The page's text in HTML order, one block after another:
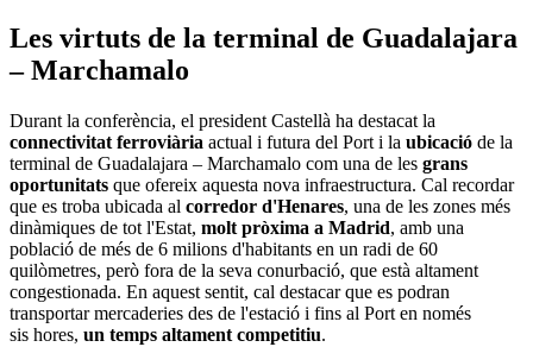
Les virtuts de la terminal de Guadalajara
– Marchamalo
Durant la conferència, el president Castellà ha destacat la
connectivitat ferroviària actual i futura del Port i la ubicació de la
terminal de Guadalajara – Marchamalo com una de les grans
oportunitats que ofereix aquesta nova infraestructura. Cal recordar
que es troba ubicada al corredor d'Henares, una de les zones més
dinàmiques de tot l'Estat, molt pròxima a Madrid, amb una
població de més de 6 milions d'habitants en un radi de 60
quilòmetres, però fora de la seva conurbació, que està altament
congestionada. En aquest sentit, cal destacar que es podran
transportar mercaderies des de l'estació i fins al Port en només
sis hores, un temps altament competitiu.